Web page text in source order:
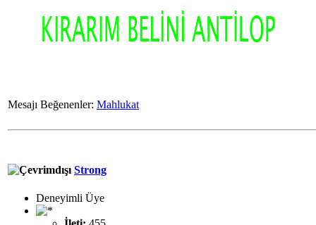
Mesajı Beğenenler: Mahlukat
Strong
Deneyimli Üye